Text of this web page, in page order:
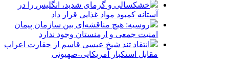
خشکسالی و گرمای شدید، انگلیس را در
آستانه کمبود مواد غذایی قرار داد
روسیه: هیچ مناقشه‌ای بین سازمان پیمان
امنیت جمعی و ارمنستان وجود ندارد
انتقاد تند شیخ عیسی قاسم از حقارت اعراب
مقابل استکبار آمریکایی-صهیونی